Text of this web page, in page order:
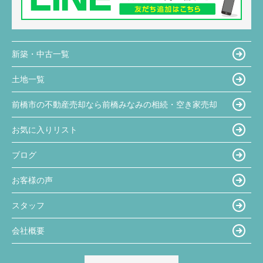
新築・中古一覧
土地一覧
前橋市の不動産売却なら前橋みなみの相続・空き家売却
お気に入りリスト
ブログ
お客様の声
スタッフ
会社概要